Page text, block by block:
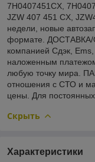
7H0407451CX,
JZW 407 451 CX,
недели, новые
формате. ДОСТАВКА/
компанией Сдэк,
наложенным
любую точку мира.
отношения с СТО и
цены. Для постоянных
Скрыть
Характеристики